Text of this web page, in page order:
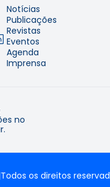
Notícias
Publicações
Revistas
Eventos
Agenda
Imprensa
no
Todos os direitos